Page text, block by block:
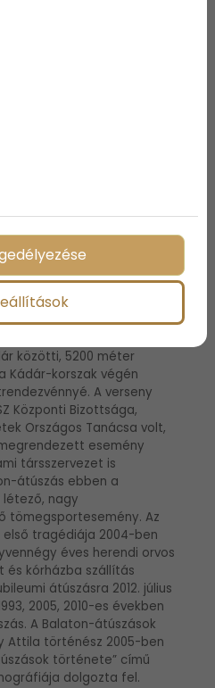
Siófok és
táv azonban hosszúsága
sportolók, széles
közötti, 5200 méter
Kádár-korszak végén
A verseny
Központi Bizottsága,
Országos Tanácsa volt,
esemény
társszervezet is
átúszás ebben a
nagy
tömegsportesemény. Az
tragédiája 2004-ben
éves herendi orvos
és kórházba szállítás
átúszásra 2012. július
2005, 2010-es években
A Balaton-átúszások
Attila történész 2005-ben
története” című
dolgozta fel.